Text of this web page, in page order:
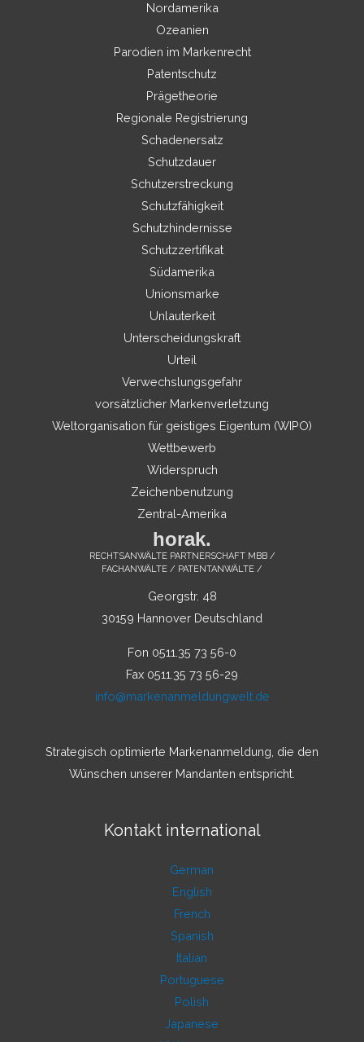
Nordamerika
Ozeanien
Parodien im Markenrecht
Patentschutz
Prägetheorie
Regionale Registrierung
Schadenersatz
Schutzdauer
Schutzerstreckung
Schutzfähigkeit
Schutzhindernisse
Schutzzertifikat
Südamerika
Unionsmarke
Unlauterkeit
Unterscheidungskraft
Urteil
Verwechslungsgefahr
vorsätzlicher Markenverletzung
Weltorganisation für geistiges Eigentum (WIPO)
Wettbewerb
Widerspruch
Zeichenbenutzung
Zentral-Amerika
horak.
RECHTSANWÄLTE PARTNERSCHAFT MBB /
FACHANWÄLTE / PATENTANWÄLTE /
Georgstr. 48
30159 Hannover Deutschland
Fon 0511.35 73 56-0
Fax 0511.35 73 56-29
info@markenanmeldungwelt.de
Strategisch optimierte Markenanmeldung, die den
Wünschen unserer Mandanten entspricht.
Kontakt international
German
English
French
Spanish
Italian
Portuguese
Polish
Japanese